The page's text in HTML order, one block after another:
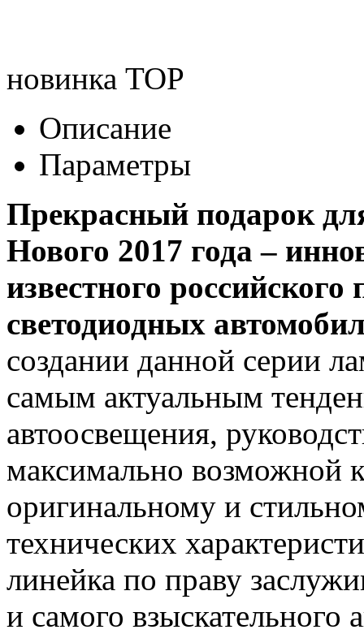
новинка TOP
Описание
Параметры
Прекрасный подарок
Нового 2017 года –
известного
светодиодных
создании данной серии
самым актуальным
автоосвещения,
максимально возможной
оригинальному и
технических
линейка по праву
и самого взыскательного